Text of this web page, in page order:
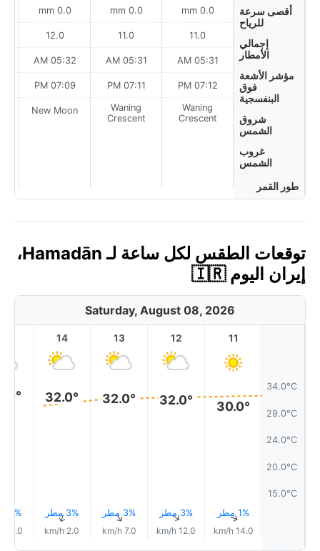
أقصى سرعة
للرياح
إجمالي
الأمطار
مؤشر الأشعة
فوق
البنفسجية
شروق
الشمس
غروب
الشمس
طور القمر
0.0 mm
11.0
05:31 AM
07:12 PM
Waning
Crescent
0.0 mm
11.0
05:31 AM
07:11 PM
Waning
Crescent
0.0 mm
12.0
05:32 AM
07:09 PM
New Moon
توقعات الطقس لكل ساعة لـ Hamadān،
إيران اليوم 🇮🇷
Saturday, August 08, 2026
34.0°C
29.0°C
24.0°C
20.0°C
15.0°C
11
30.0°
1% مطر↑
14.0 km/h
12
32.0°
3% مطر↑
12.0 km/h
13
32.0°
3% مطر↑
7.0 km/h
14
32.0°
3% مطر↑
2.0 km/h
2% مطر
4.0 km/h